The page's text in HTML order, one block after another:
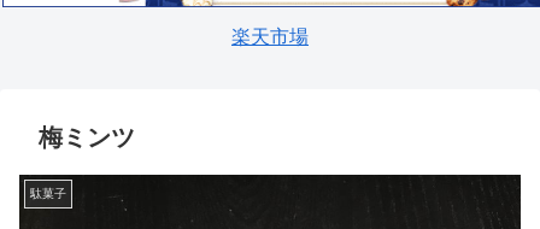
楽天市場
梅ミンツ
駄菓子